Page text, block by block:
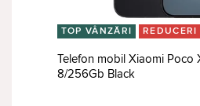
TOP VÂNZĂRI REDUCERI
Telefon mobil Xiaomi Poco
8/256Gb Black